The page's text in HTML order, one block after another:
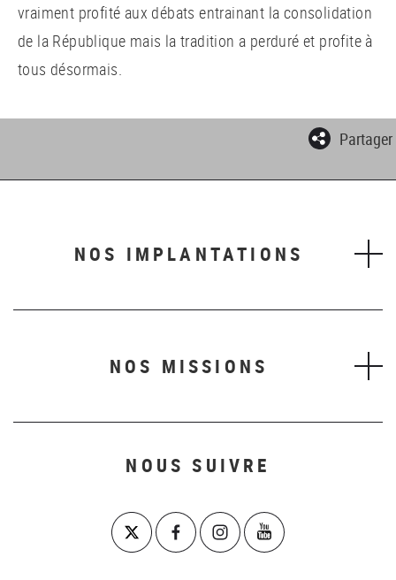
vraiment profité aux débats entrainant la consolidation
de la République mais la tradition a perduré et profite à
tous désormais.
Partager
NOS IMPLANTATIONS
NOS MISSIONS
NOUS SUIVRE